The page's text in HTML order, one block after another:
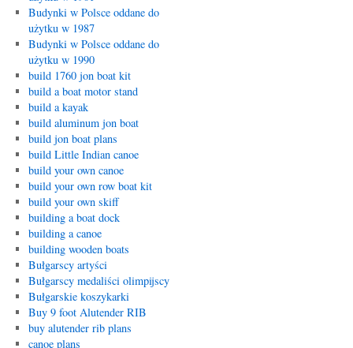
Budynki w Polsce oddane do
użytku w 1987
Budynki w Polsce oddane do
użytku w 1990
build 1760 jon boat kit
build a boat motor stand
build a kayak
build aluminum jon boat
build jon boat plans
build Little Indian canoe
build your own canoe
build your own row boat kit
build your own skiff
building a boat dock
building a canoe
building wooden boats
Bułgarscy artyści
Bułgarscy medaliści olimpijscy
Bułgarskie koszykarki
Buy 9 foot Alutender RIB
buy alutender rib plans
canoe plans